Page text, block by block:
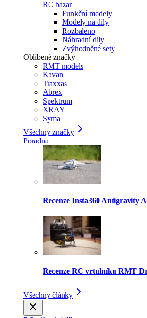
RC bazar
Funkční modely
Modely na díly
Rozbaleno
Náhradní díly
Zvýhodněné sety
Oblíbené značky
RMT models
Kavan
Traxxas
Abrex
Spektrum
XRAY
Syma
Všechny značky
Poradna
Recenze Insta360 Antigravity
Recenze RC vrtulníku RMT
Všechny články